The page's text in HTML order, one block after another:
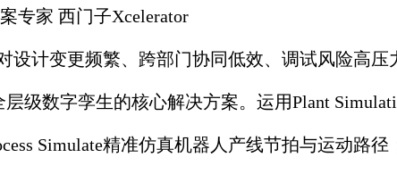
专家 西门子Xcelerator
设计变更频繁、跨部门协同低效、调试风险高
级数字孪生的核心解决方案。运用Plant
Simulate精准仿真机器人产线节拍与运动路